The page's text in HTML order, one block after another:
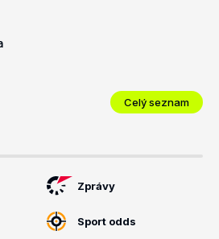
Celý seznam
Zprávy
Sport odds